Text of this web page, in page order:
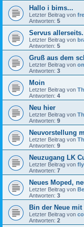
Hallo i bims...
Letzter Beitrag von
Antworten: 5
Servus allerseits.
Letzter Beitrag von
Antworten: 5
Gruß aus dem
Letzter Beitrag von
Antworten: 3
Moin
Letzter Beitrag von
Antworten: 4
Neu hier
Letzter Beitrag von
Antworten: 9
Neuvorstellung
Letzter Beitrag von
Antworten: 9
Neuzugang LK
Letzter Beitrag von
Antworten: 7
Neues Moped,
Letzter Beitrag von
Antworten: 3
Bin der Neue
Letzter Beitrag von
Antworten: 2